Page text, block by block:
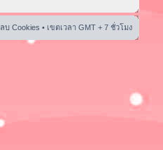
ลบ Cookies • เขตเวลา GMT + 7 ชั่วโมง